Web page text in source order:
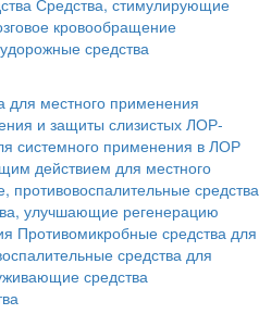
кровообращение
средства
для местного применения
и защиты слизистых ЛОР-
системного применения в ЛОР
действием для местного
противовоспалительные средства
улучшающие регенерацию
Противомикробные средства для
средства для
средства